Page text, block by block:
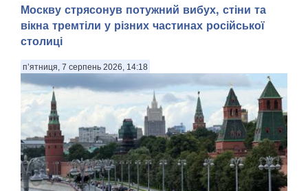
Москву стрясонув потужний вибух, стіни та
вікна тремтіли у різних частинах російської
столиці
п’ятниця, 7 серпень 2026, 14:18